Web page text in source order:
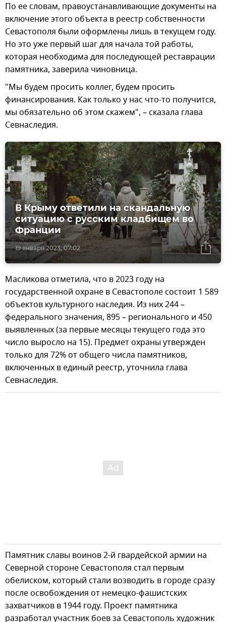
По ее словам, правоустанавливающие документы на
включение этого объекта в реестр собственности
Севастополя были оформлены лишь в текущем году.
Но это уже первый шаг для начала той работы,
которая необходима для последующей реставрации
памятника, заверила чиновница.
"Мы будем просить коллег, будем просить
финансирования. Как только у нас что-то получится,
мы обязательно об этом скажем", – сказала глава
Севнаследия.
19 января 2023, 07:02
В Крыму ответили на скандальную
ситуацию с русским кладбищем во
Франции
Масликова отметила, что в 2023 году на
государственной охране в Севастополе состоит 1 589
объектов культурного наследия. Из них 244 –
федерального значения, 895 – регионального и 450
выявленных (за первые месяцы текущего года это
число выросло на 15). Предмет охраны утвержден
только для 72% от общего числа памятников,
включенных в единый реестр, уточнила глава
Севнаследия.
Памятник славы воинов 2-й гвардейской армии на
Северной стороне Севастополя стал первым
обелиском, который стали возводить в городе сразу
после освобождения от немецко-фашистских
захватчиков в 1944 году. Проект памятника
разработал участник боев за Севастополь художник